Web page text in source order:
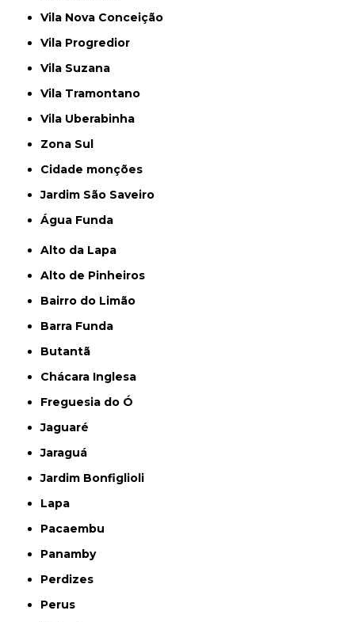
Vila Nova Conceição
Vila Progredior
Vila Suzana
Vila Tramontano
Vila Uberabinha
Zona Sul
cidade monções
jardim São Saveiro
Água Funda
Alto da Lapa
Alto de Pinheiros
Bairro do Limão
Barra Funda
Butantã
Chácara Inglesa
Freguesia do Ó
Jaguaré
Jaraguá
Jardim Bonfiglioli
Lapa
Pacaembu
Panamby
Perdizes
Perus